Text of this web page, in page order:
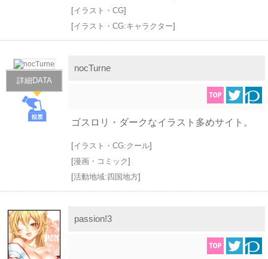
[イラスト・CG]
[イラスト・CG:キャラクター]
詳細DATA
nocTurne
ゴスロリ・ダークなイラスト多めサイト。
[イラスト・CG:クール]
[漫画・コミック]
[活動地域:四国地方]
passion!3